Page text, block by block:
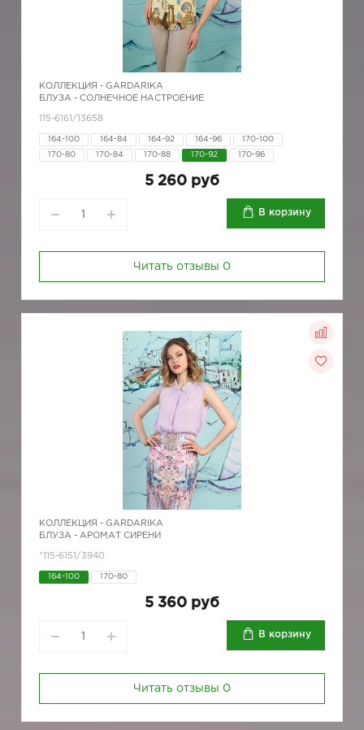
КОЛЛЕКЦИЯ - GARDARIKA
БЛУЗА - СОЛНЕЧНОЕ НАСТРОЕНИЕ
115-6161/13658
164-100 164-84 164-92 164-96 170-100
170-80 170-84 170-88 170-92 170-96
5 260 руб
В корзину
Читать отзывы 0
КОЛЛЕКЦИЯ - GARDARIKA
БЛУЗА - АРОМАТ СИРЕНИ
*115-6151/3940
164-100 170-80
5 360 руб
В корзину
Читать отзывы 0